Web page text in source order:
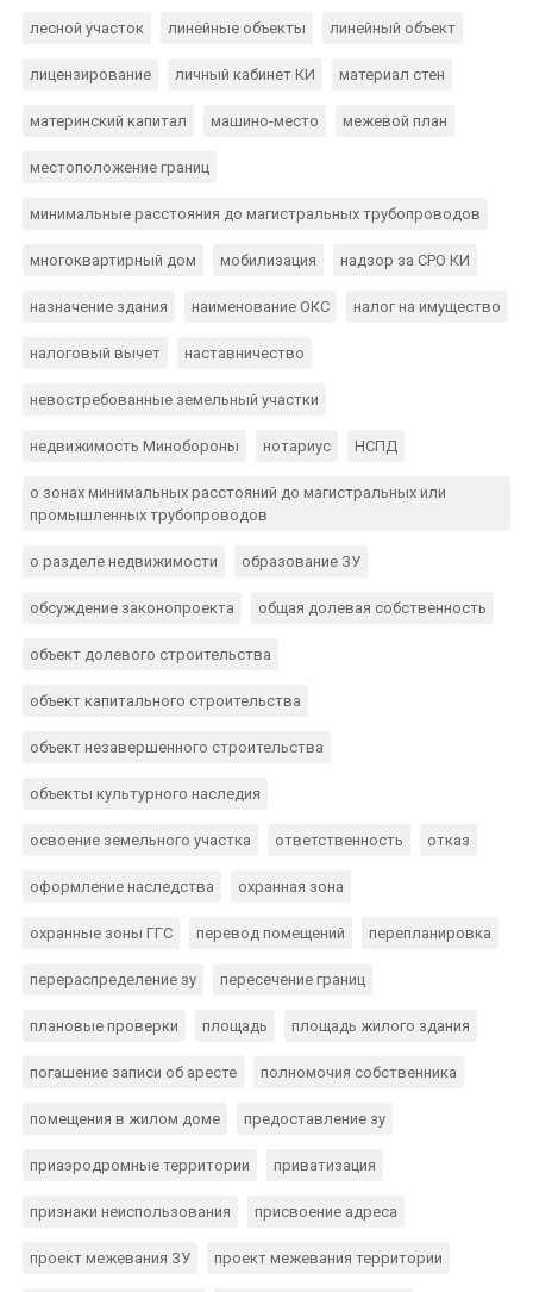
лесной участок линейные объекты линейный объект
лицензирование личный кабинет КИ материал стен
материнский капитал машино-место межевой план
местоположение границ
минимальные расстояния до магистральных трубопроводов
многоквартирный дом мобилизация надзор за СРО КИ
назначение здания наименование ОКС налог на имущество
налоговый вычет наставничество
невостребованные земельный участки
недвижимость Минобороны нотариус НСПД
о зонах минимальных расстояний до магистральных или
промышленных трубопроводов
о разделе недвижимости образование ЗУ
обсуждение законопроекта общая долевая собственность
объект долевого строительства
объект капитального строительства
объект незавершенного строительства
объекты культурного наследия
освоение земельного участка ответственность отказ
оформление наследства охранная зона
охранные зоны ГГС перевод помещений перепланировка
перераспределение зу пересечение границ
плановые проверки площадь площадь жилого здания
погашение записи об аресте полномочия собственника
помещения в жилом доме предоставление зу
приаэродромные территории приватизация
признаки неиспользования присвоение адреса
проект межевания ЗУ проект межевания территории